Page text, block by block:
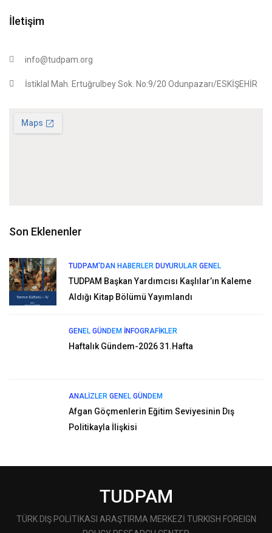
İletişim
info@tudpam.org
İstiklal Mah. Ertuğrulbey Sok. No:9/20 Odunpazarı/ESKİŞEHİR
Son Eklenenler
TUDPAM'DAN HABERLER DUYURULAR GENEL
TUDPAM Başkan Yardımcısı Kaşlılar’ın Kaleme
Aldığı Kitap Bölümü Yayımlandı
GENEL GÜNDEM İNFOGRAFIKLER
Haftalık Gündem-2026 31.Hafta
ANALIZLER GENEL GÜNDEM
Afgan Göçmenlerin Eğitim Seviyesinin Dış
Politikayla İlişkisi
TUDPAM
TÜRK DIŞ POLİTİKASI ARAŞTIRMA MERKEZİ TURKISH FOREIGN